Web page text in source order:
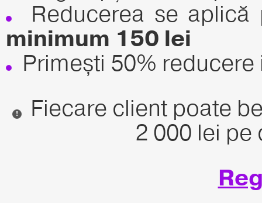
Reducerea se
minimum 150 lei
Primești 50%
! Fiecare client poate
2 000 lei